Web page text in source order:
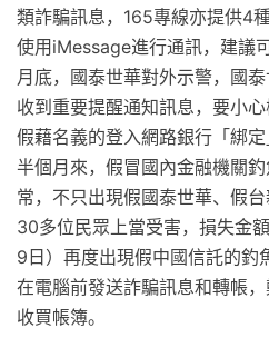
類詐騙訊息，165專線亦提供4
使用iMessage進行通訊，建議
月底，國泰世華對外示警，國
收到重要提醒通知訊息，要小
假藉名義的登入網路銀行「綁
半個月來，假冒國內金融機關
常，不只出現假國泰世華、假
30多位民眾上當受害，損失金
9日）再度出現假中國信託的釣
在電腦前發送詐騙訊息和轉帳
收買帳簿。